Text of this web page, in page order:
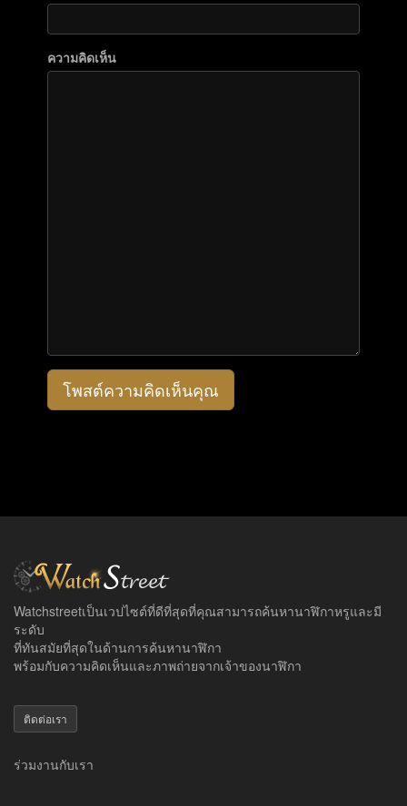
ความคิดเห็น
โพสต์ความคิดเห็นคุณ
Watchstreetเป็นเวปไซต์ที่ดีที่สุดที่คุณสามารถค้นหานาฬิกาหรูและมี
ระดับ
ที่ทันสมัยที่สุดในด้านการค้นหานาฬิกา
พร้อมกับความคิดเห็นและภาพถ่ายจากเจ้าของนาฬิกา
ติดต่อเรา
ร่วมงานกับเรา